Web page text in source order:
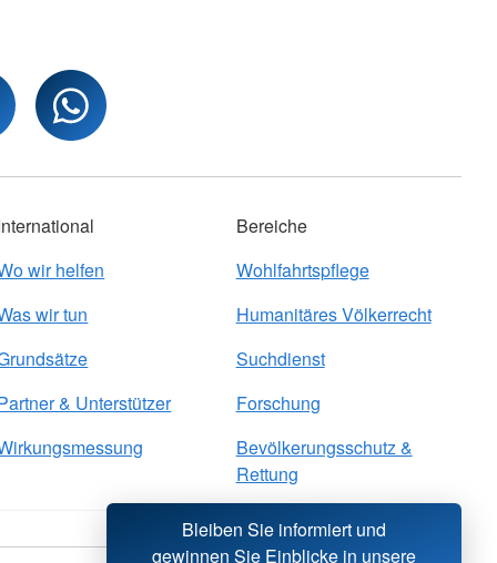
Bleiben Sie informiert und
gewinnen Sie Einblicke in unsere
wir helfen
wir tun
& Unterstützer
Bereiche
Wohlfahrtspflege
Humanitäres Völkerrecht
Suchdienst
Forschung
Bevölkerungsschutz &
Rettung